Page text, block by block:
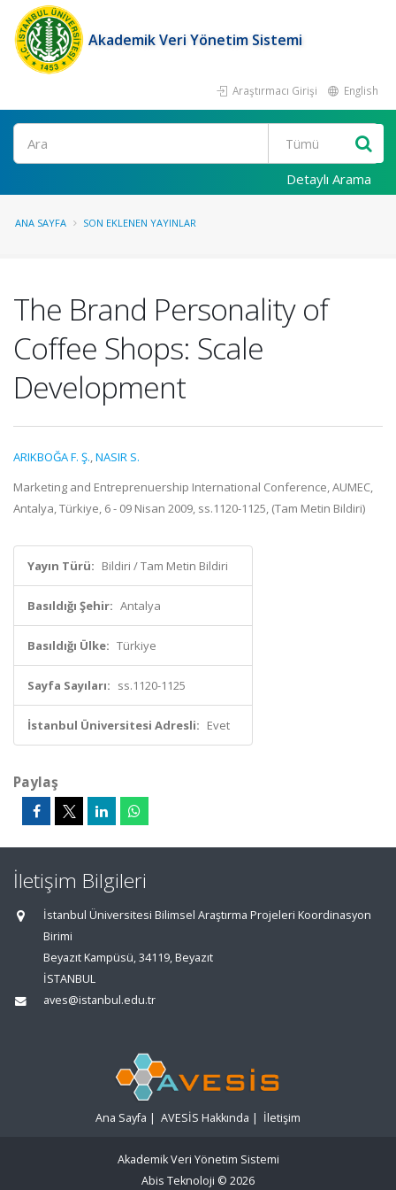
Akademik Veri Yönetim Sistemi
Araştırmacı Girişi English
Ara
Detaylı Arama
ANA SAYFA SON EKLENEN YAYINLAR
The Brand Personality of
Coffee Shops: Scale
Development
ARIKBOĞA F. Ş.,NASIR S.
Marketing and Entreprenuership International Conference, AUMEC,
Antalya, Türkiye, 6 - 09 Nisan 2009, ss.1120-1125, (Tam Metin Bildiri)
Yayın Türü: Bildiri / Tam Metin Bildiri
Basıldığı Şehir: Antalya
Basıldığı Ülke: Türkiye
Sayfa Sayıları: ss.1120-1125
İstanbul Üniversitesi Adresli: Evet
Paylaş
İletişim Bilgileri
İstanbul Üniversitesi Bilimsel Araştırma Projeleri Koordinasyon
Birimi
Beyazıt Kampüsü, 34119, Beyazıt
İSTANBUL
aves@istanbul.edu.tr
Ana Sayfa | AVESİS Hakkında | İletişim
Akademik Veri Yönetim Sistemi
Abis Teknoloji © 2026